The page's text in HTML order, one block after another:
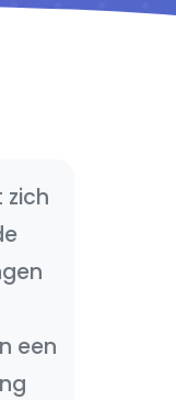
zich
een